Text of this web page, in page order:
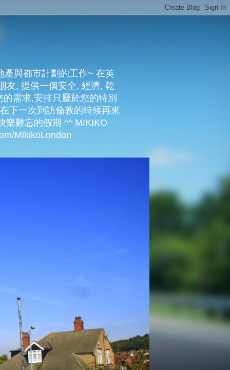
產與都市計劃的工作~ 在英
友, 提供一個安全, 經濟, 乾
需求,安排只屬於您的特別
下一次到訪倫敦的時候再來
樂難忘的假期 ^^ MIKIKO
MikikoLondon